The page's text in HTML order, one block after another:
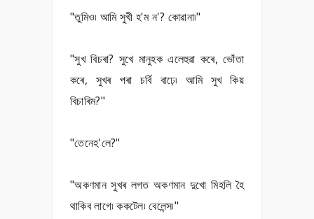
"তুমিও৷ আমি সুখী হ'ম ন'? কোৱানা৷"
"সুখ বিচৰা? সুখে মানুহক এলেহুৱা কৰে, ভোঁতা
কৰে, সুখৰ পৰা চৰ্বি বাঢ়ে৷ আমি সুখ কিয়
বিচাৰিম?"
"তেনেহ'লে?"
"অকণমান সুখৰ লগত অকণমান দুখো মিহলি হৈ
থাকিব লাগে৷ ককটেল৷ বেলেন্স৷"